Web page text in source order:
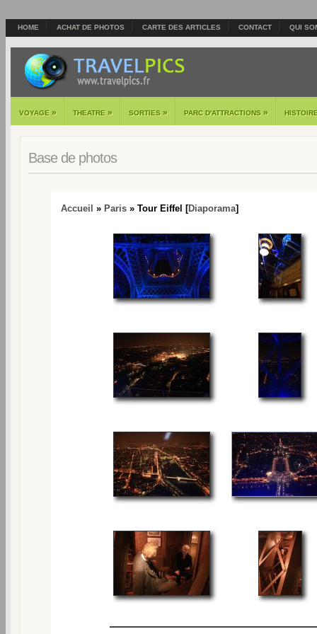
HOME ACHAT DE PHOTOS CARTE DES ARTICLES CONTACT QUI
VOYAGE » THEATRE » SORTIES » PARC D'ATTRACTIONS »
Base de photos
Accueil » Paris » Tour Eiffel [Diaporama]